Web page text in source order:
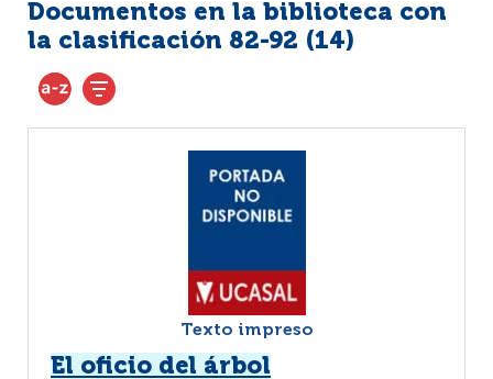
Documentos en la biblioteca con
la clasificación 82-92 (14)
Texto impreso
El oficio del árbol